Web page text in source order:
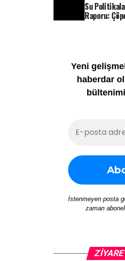
Su
Raporu:
Yeni
haberdar
İstenmeyen posta
zaman